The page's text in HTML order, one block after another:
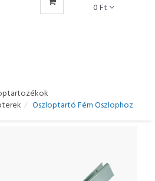
0 Ft
Oszloptartó Fém Oszlophoz